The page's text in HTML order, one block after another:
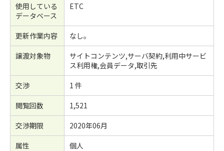
使用している
データベース
ETC
更新作業内容
なし。
譲渡対象物
サイトコンテンツ,サーバ契約,利用中サービ
ス利用権,会員データ,取引先
交渉
1 件
閲覧回数
1,521
交渉期限
2020年06月
属性
個人